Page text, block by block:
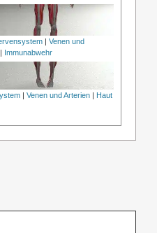
| Venen und
| Immunabwehr
| Venen und Arterien| Haut